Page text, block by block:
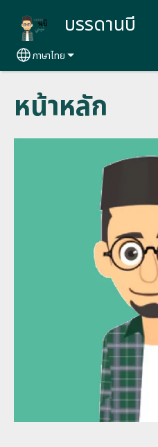
บรรดานบี
Select your language
ภาษาไทย
หน้าหลัก